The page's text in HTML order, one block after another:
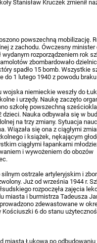
Stanisław Kruczek zmienił
powszechną mobilizację.
z zachodu. Ówczesny minister
rozporządzeniem rok
zbombardowało
spadło 15 bomb. Wszystkie
do 1 lutego 1940 z powodu
wojska niemieckie weszły do
i urzędy. Naukę zaczęto
szkołę powszechną
dzieci. Nauka odbywała się w
na trzy zmiany. Sytuacja
Wiązała się ona z ciągłymi
i książek, nękającym
ciągłymi łapankami
i wywożeniem do obozów
ostrzale artyleryjskim i
Już od września 1944 r.
rozpoczęła zajęcia
miasta i burmistrza Tadeusza
zdewastowane w
Kościuszki 6 do stanu
miasta Łukowa po